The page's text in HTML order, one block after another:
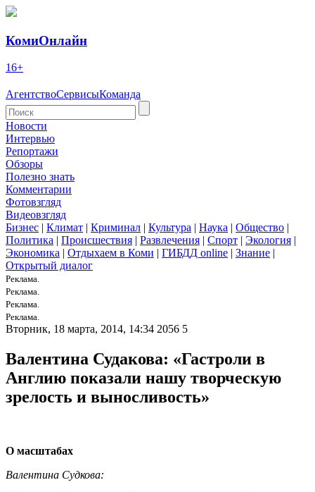
КомиОнлайн
16+
АгентствоСервисыКоманда
Новости
Интервью
Репортажи
Обзоры
Полезно знать
Комментарии
Фотовзгляд
Видеовзгляд
Бизнес | Климат | Криминал | Культура | Наука | Общество |
Политика | Происшествия | Развлечения | Спорт | Экология |
Экономика | Отдыхаем в Коми | ГИБДД online | Знание |
Открытый диалог
Реклама.
Реклама.
Реклама.
Реклама.
Вторник, 18 марта, 2014, 14:34 2056 5
Валентина Судакова: «Гастроли в
Англию показали нашу творческую
зрелость и выносливость»
О масштабах
Валентина Судкова: